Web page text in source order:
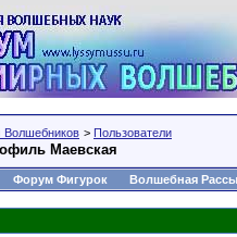
Волшебников > Пользователи
Маевская
Форум Фигурок Волшебная